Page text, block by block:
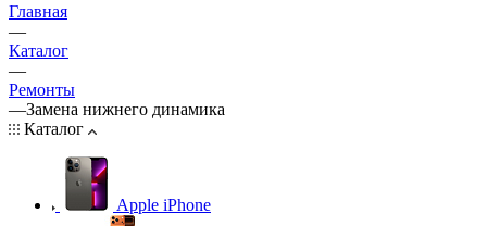
Главная
—
Каталог
—
Ремонты
—Замена нижнего динамика
Каталог
Apple iPhone